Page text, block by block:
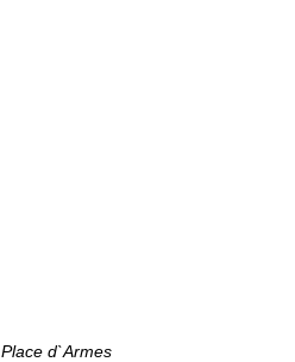
Place d`Armes – מונקו